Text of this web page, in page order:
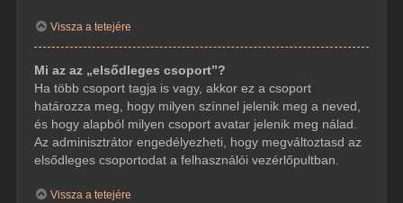
Vissza a tetejére
Mi az az „elsődleges csoport”?
Ha több csoport tagja is vagy, akkor ez a csoport
határozza meg, hogy milyen színnel jelenik meg a neved,
és hogy alapból milyen csoport avatar jelenik meg nálad.
Az adminisztrátor engedélyezheti, hogy megváltoztasd az
elsődleges csoportodat a felhasználói vezérlőpultban.
Vissza a tetejére